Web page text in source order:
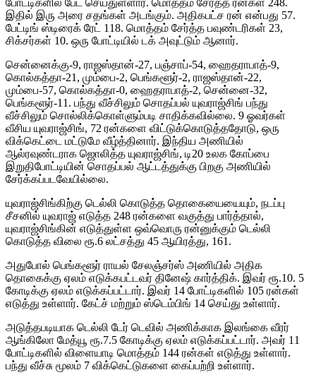
இதில் இரு அரை சதங்கள் அடங்கும். அதிகபட்ச ரன் என்பது 57.
பேட்டிங் ஸ்டிரைக் ரேட் 118. மொத்தம் சேர்த்த பவுண்டரிகள் 23,
சிக்சர்கள் 10. ஒரு போட்டியில் டக் அவுட்டும் ஆனார்.
சென்னைக்கு-9, ராஜஸ்தான்-27, பஞ்சாப்-54, ஹைதராபாத்-9,
கொல்கத்தா-21, மும்பை-2, பெங்களூர்-2, ராஜஸ்தான்-22,
மும்பை-57, கொல்கத்தா-0, ஹைதராபாத்-2, சென்னை-32,
பெங்களூர்-11. பந்து வீச்சிலும் சொதப்பல் யுவராஜ்சிங் பந்து
வீச்சிலும் சொல்லிக்கொள்ளும்படி சாதிக்கவில்லை. 9 ஓவர்கள்
வீசிய யுவராஜ்சிங், 72 ரன்களை விட்டுக்கொடுத்ததோடு, ஒரு
விக்கெட்டை மட்டுமே வீழ்த்தினார். இந்திய அணியில்
ஆல்ரவுண்டராக ஜொலித்த யுவராஜ்சிங், டி20 உலக கோப்பை
இறுதிபோட்டியின் சொதப்பல் ஆட்டத்துக்கு பிறகு அணியில்
சேர்க்கப்படவேயில்லை.
யுவராஜ்சிங்கிற்கு டெல்லி கொடுத்த தொகையையையும், நடப்பு
சீசனில் யுவராஜ் எடுத்த 248 ரன்களை வகுத்து பார்த்தால்,
யுவராஜ்சிங்கின் எடுத்துள்ள ஒவ்வொரு ரன்னுக்கும் டெல்லி
கொடுத்த விலை ரூ.6 லட்சத்து 45 ஆயிரத்து, 161.
அதுபோல் பெங்களூர் ராயல் சேலஞ்சர்ஸ் அணியில் அதிக
தொகைக்கு ஏலம் எடுக்கபட்டவர் தினேஷ் கார்த்திக். இவர் ரூ.10. 5
கோடிக்கு ஏலம் எடுக்கப்பட்டார். இவர் 14 போட்டிகளில் 105 ரன்கள்
எடுத்து உள்ளார். கேட்ச் மற்றும் ஸ்டெம்பிங் 14 செய்து உள்ளார்.
அடுத்தபடியாக டெல்லி டேர் டெவில் அணிக்காக இலங்கை வீரர்
ஆங்கிலோ மேத்யூ ரூ.7.5 கோடிக்கு ஏலம் எடுக்கப்பட்டார். அவர் 11
போட்டிகளில் விளையாடி மொத்தம் 144 ரன்கள் எடுத்து உள்ளார்.
பந்து வீச்சு மூலம் 7 விக்கெட்டுகளை கைப்பற்றி உள்ளார்.